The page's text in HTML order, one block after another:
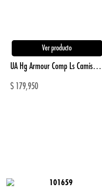
Ver producto
UA Hg Armour Comp Ls Camiseta De Compresión gris de hombre para entrenamiento
$ 179,950